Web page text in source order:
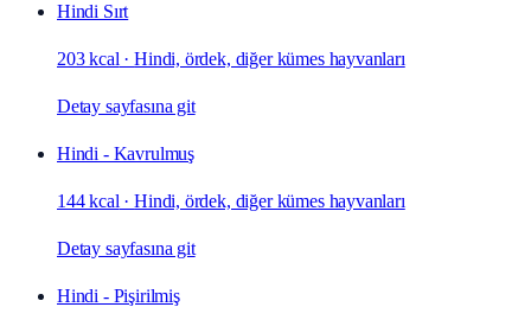
Hindi Sırt
203 kcal ·Hindi, ördek, diğer kümes hayvanları
Detay sayfasına git
Hindi - Kavrulmuş
144 kcal ·Hindi, ördek, diğer kümes hayvanları
Detay sayfasına git
Hindi - Pişirilmiş